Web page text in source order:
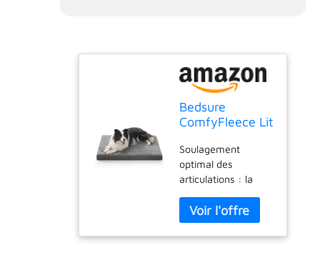
Bedsure
ComfyFleece Lit
XL pour cage –
Lit
orthopédique
extra large
avec housse
amovible
lavable, tapis
Soulagement
optimal des
articulations : la
densité épouse le
corps de votre
animal de